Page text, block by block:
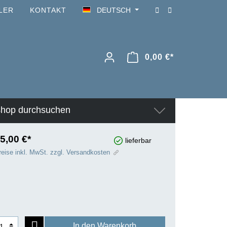
KONTAKT DEUTSCH
0,00 €*
durchsuchen
€* lieferbar
inkl. MwSt. zzgl. Versandkosten